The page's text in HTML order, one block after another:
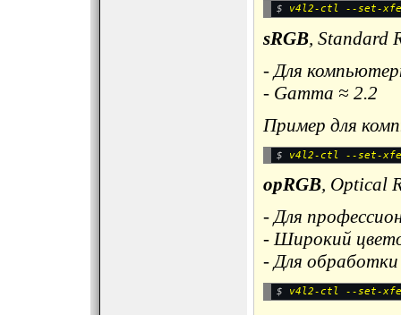
$
sRGB, Standard
- Для
- Gamma ≈ 2.2
Пример для
$
opRGB, Optical
- Для
- Широкий
- Для
$